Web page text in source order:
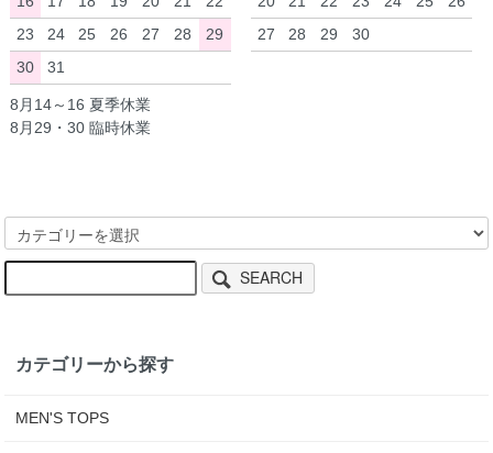
23
24 25 26 27 28
29
30
31
27
28 29 30
8月14～16 夏季休業
8月29・30 臨時休業
SEARCH
カテゴリーから探す
MEN'S TOPS